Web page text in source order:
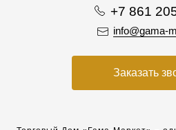
+7 861
info@gama-
Заказать